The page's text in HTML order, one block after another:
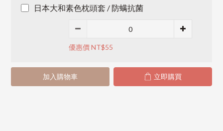
日本大和素色枕頭套 / 防螨抗菌
優惠價 NT$55
加入購物車 立即購買